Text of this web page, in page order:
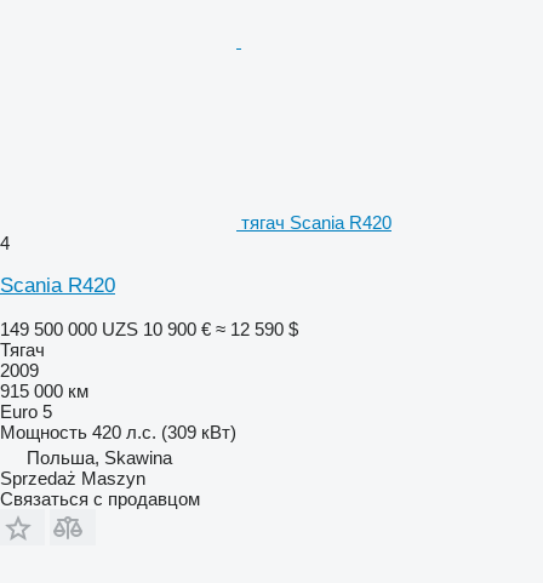
тягач Scania R420
4
Scania R420
149 500 000 UZS 10 900 € ≈ 12 590 $
Тягач
2009
915 000 км
Euro 5
Мощность 420 л.с. (309 кВт)
Польша, Skawina
Sprzedaż Maszyn
Связаться с продавцом